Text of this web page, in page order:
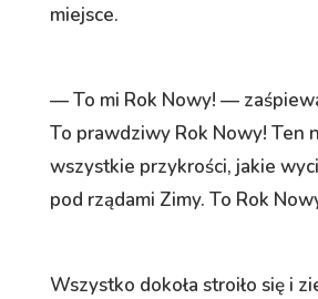
miejsce.
— To mi Rok Nowy! —
To prawdziwy Rok Nowy! Ten
wszystkie przykrości, jakie
pod rządami Zimy. To Rok
Wszystko dokoła stroiło się i